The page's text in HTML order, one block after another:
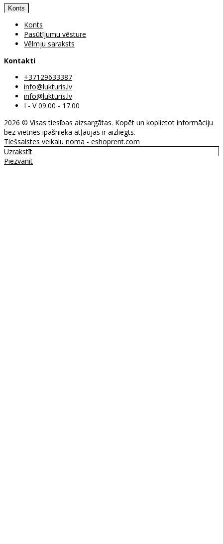
Konts
Konts
Pasūtījumu vēsture
Vēlmju saraksts
Kontakti
+37129633387
info@lukturis.lv
info@lukturis.lv
I - V 09.00 - 17.00
2026 © Visas tiesības aizsargātas. Kopēt un koplietot informāciju
bez vietnes īpašnieka atļaujas ir aizliegts.
Tiešsaistes veikalu noma - eshoprent.com
Uzrakstīt
Piezvanīt